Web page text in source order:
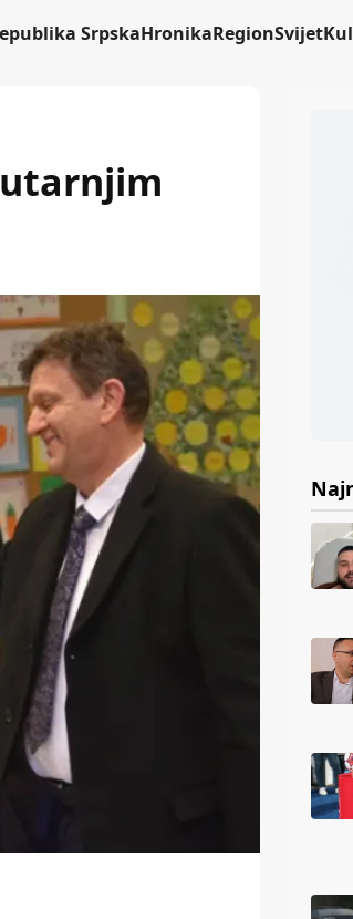
SrpskaHronikaRegionSvijet